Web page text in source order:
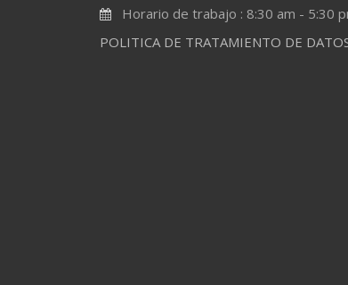
Horario de trabajo : 8:30 am - 5:30
POLITICA DE TRATAMIENTO DE